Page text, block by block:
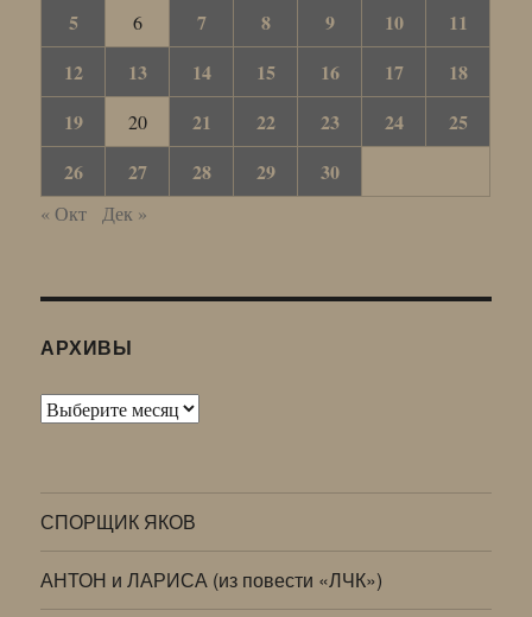
5 6 7 8 9 10
11
12
13 14 15 16 17
18
19
20 21 22 23 24
25
26
27 28 29 30
« Окт Дек »
АРХИВЫ
Архивы
СПОРЩИК ЯКОВ
АНТОН и ЛАРИСА (из повести «ЛЧК»)